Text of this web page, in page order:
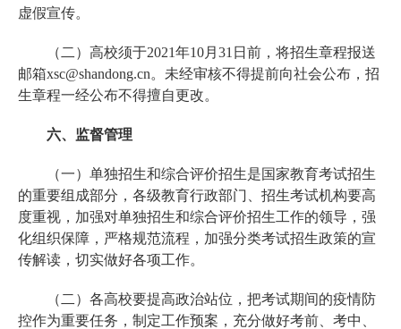
虚假宣传。
（二）高校须于2021年10月31日前，将招生章程报送
邮箱xsc@shandong.cn。未经审核不得提前向社会公布，招
生章程一经公布不得擅自更改。
六、监督管理
（一）单独招生和综合评价招生是国家教育考试招生
的重要组成部分，各级教育行政部门、招生考试机构要高
度重视，加强对单独招生和综合评价招生工作的领导，强
化组织保障，严格规范流程，加强分类考试招生政策的宣
传解读，切实做好各项工作。
（二）各高校要提高政治站位，把考试期间的疫情防
控作为重要任务，制定工作预案，充分做好考前、考中、